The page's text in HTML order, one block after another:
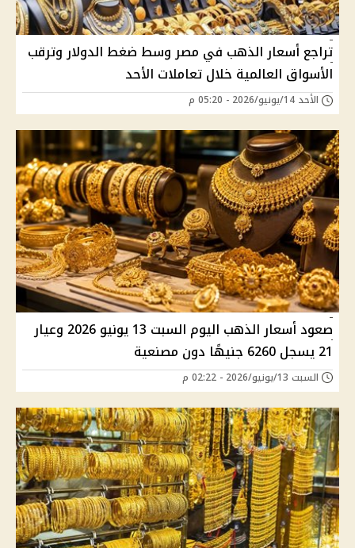
تراجع أسعار الذهب في مصر وسط ضغط الدولار وترقب
الأسواق العالمية خلال تعاملات الأحد
الأحد 14/يونيو/2026 - 05:20 م
صعود أسعار الذهب اليوم السبت 13 يونيو 2026 وعيار
21 يسجل 6260 جنيهًا دون مصنعية
السبت 13/يونيو/2026 - 02:22 م